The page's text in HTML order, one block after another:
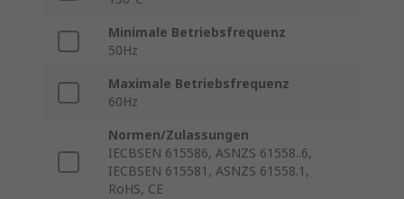
Minimale Betriebsfrequenz
50Hz
Maximale Betriebsfrequenz
60Hz
Normen/Zulassungen
IECBSEN 615586, ASNZS 61558..6,
IECBSEN 615581, ASNZS 61558.1,
RoHS, CE